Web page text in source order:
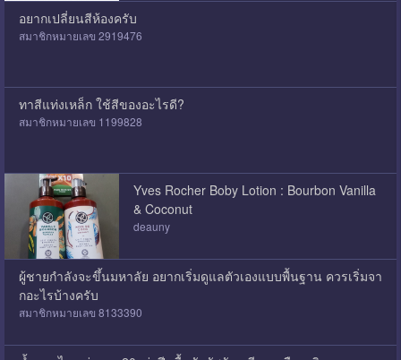
อยากเปลี่ยนสีห้องครับ
สมาชิกหมายเลข 2919476
ทาสีแท่งเหล็ก ใช้สีของอะไรดี?
สมาชิกหมายเลข 1199828
Yves Rocher Boby Lotion : Bourbon Vanilla
& Coconut
deauny
ผู้ชายกำลังจะขึ้นมหาลัย อยากเริ่มดูแลตัวเองแบบพื้นฐาน ควรเริ่มจา
กอะไรบ้างครับ
สมาชิกหมายเลข 8133390